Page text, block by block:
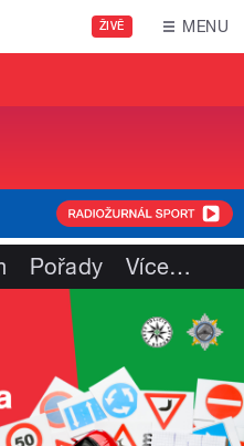
ŽIVĚ MENU
Pořady Více…